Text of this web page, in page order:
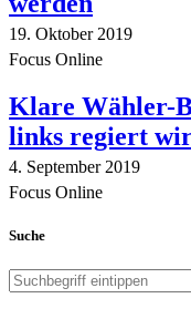
19. Oktober 2019
Focus Online
Klare Wähler-
links regiert
4. September 2019
Focus Online
Suche